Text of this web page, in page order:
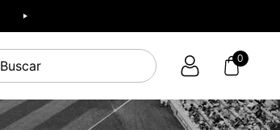
Buscar 0